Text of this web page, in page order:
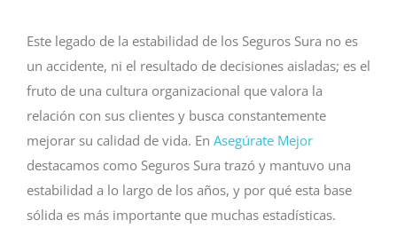
Este legado de la estabilidad de los Seguros Sura no es
un accidente, ni el resultado de decisiones aisladas; es el
fruto de una cultura organizacional que valora la
relación con sus clientes y busca constantemente
mejorar su calidad de vida. En Asegúrate Mejor
destacamos como Seguros Sura trazó y mantuvo una
estabilidad a lo largo de los años, y por qué esta base
sólida es más importante que muchas estadísticas.